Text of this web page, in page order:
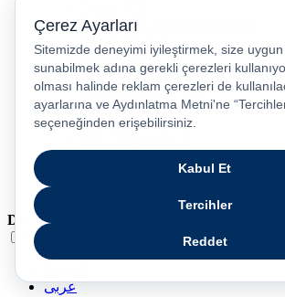
Dyson V15 Detect Submarine
Dyson V12
Dyson V8
Samsung Galaxy S25
Samsung Galaxy S25 Ultra
PS5 / Playstation 5
Dil
Türkçe
عربى